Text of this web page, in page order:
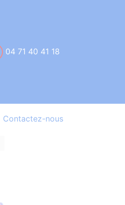
04 71 40 41 18
Contactez-nous